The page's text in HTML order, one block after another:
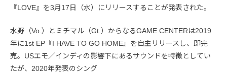
『LOVE』を3月17日（水）にリリースすることが発表された。
水野（Vo.）とミチマル（Gt.）からなるGAME CENTERは2019
年に1st EP『I HAVE TO GO HOME』を自主リリースし、即完
売。USエモ／インディの影響下にあるサウンドを特徴としてい
たが、2020年発表のシング